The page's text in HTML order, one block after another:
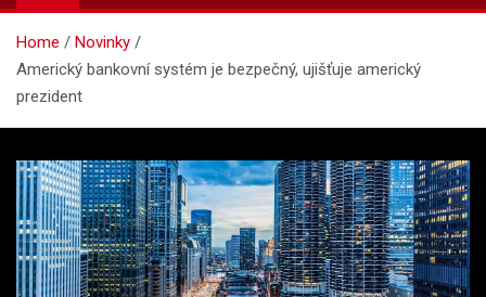
Home
Novinky
Americký bankovní systém je bezpečný, ujišťuje americký
prezident